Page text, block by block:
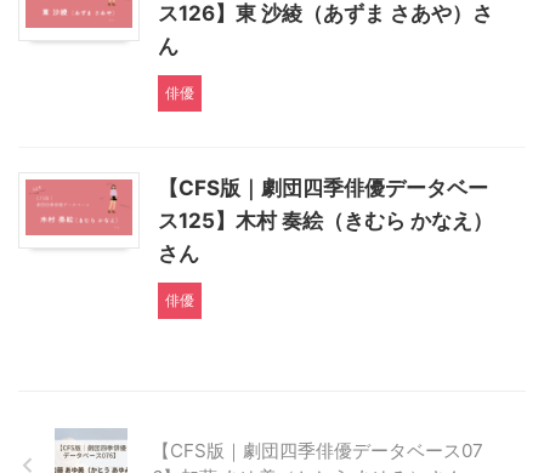
ス126】東 沙綾（あずま さあや）さ
ん
俳優
【CFS版｜劇団四季俳優データベー
ス125】木村 奏絵（きむら かなえ）
さん
俳優
【CFS版｜劇団四季俳優データベース07